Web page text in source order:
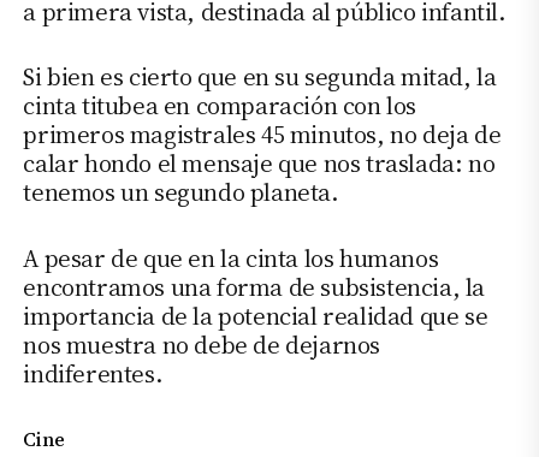
a primera vista, destinada al público infantil.
Si bien es cierto que en su segunda mitad, la
cinta titubea en comparación con los
primeros magistrales 45 minutos, no deja de
calar hondo el mensaje que nos traslada: no
tenemos un segundo planeta.
A pesar de que en la cinta los humanos
encontramos una forma de subsistencia, la
importancia de la potencial realidad que se
nos muestra no debe de dejarnos
indiferentes.
Cine